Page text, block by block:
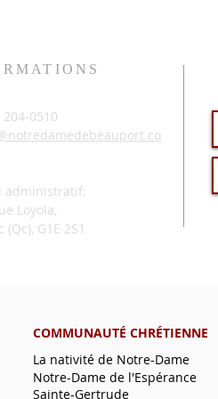
204-0510
administratif:
Loyola,
(Qc), G1E 2S1
COMMUNAUTÉ CHRÉTIENNE
La nativité de Notre-Dame
Sainte-Gertrude
Notre-Dame de l'Espérance